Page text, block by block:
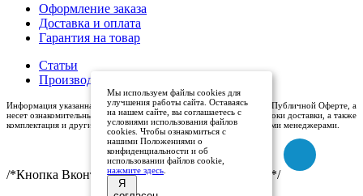
Оформление заказа
Доставка и оплата
Гарантия на товар
Статьи
Производители
Информация указанная на сайте (описания и цены), не относится к Публичной Оферте, а
несет ознакомительный характер. Окончательная цена, условия и сроки доставки, а также
комплектация и другие характеристики товаров - уточняются нашими менеджерами.
/*Кнопка Вконтакте (международный логотип)*/
Мы используем файлы cookies для
улучшения работы сайта. Оставаясь
на нашем сайте, вы соглашаетесь с
условиями использования файлов
cookies. Чтобы ознакомиться с
нашими Положениями о
конфиденциальности и об
использовании файлов cookie,
нажмите здесь
Я